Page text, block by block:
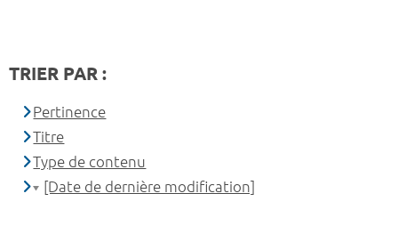
TRIER PAR :
Pertinence
Titre
Type de contenu
[Date de dernière modification]